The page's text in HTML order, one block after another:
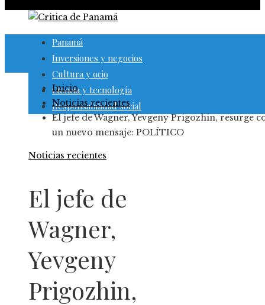
Panamá
Inversiones y negocios
Cultura y ocio
Ciencia y tecnología
Responsabilidad social
Inicio
Noticias recientes
El jefe de Wagner, Yevgeny Prigozhin, resurge
un nuevo mensaje: POLÍTICO
Noticias recientes
El jefe de
Wagner,
Yevgeny
Prigozhin,